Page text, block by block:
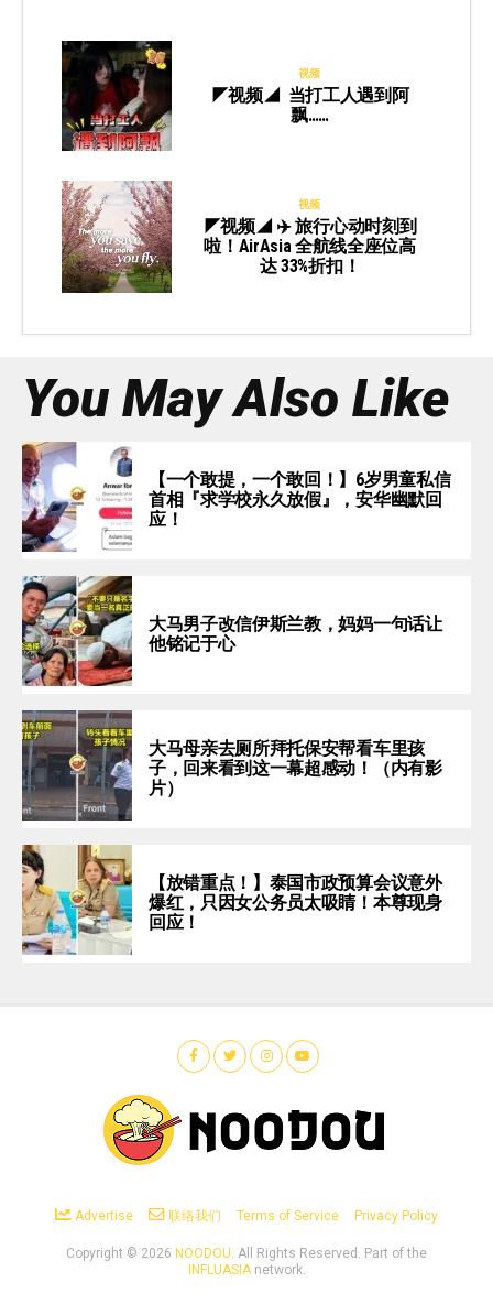
视频
◤视频◢ 当打工人遇到阿
飘……
视频
◤视频◢ ✈️ 旅行心动时刻到
啦！AirAsia 全航线全座位高
达 33%折扣！
You May Also Like
【一个敢提，一个敢回！】6岁男童私信
首相『求学校永久放假』，安华幽默回
应！
大马男子改信伊斯兰教，妈妈一句话让
他铭记于心
大马母亲去厕所拜托保安帮看车里孩
子，回来看到这一幕超感动！（内有影
片）
【放错重点！】泰国市政预算会议意外
爆红，只因女公务员太吸睛！本尊现身
回应！
Advertise 联络我们 Terms of Service Privacy Policy
Copyright © 2026 NOODOU . All Rights Reserved. Part of the
INFLUASIAnetwork.